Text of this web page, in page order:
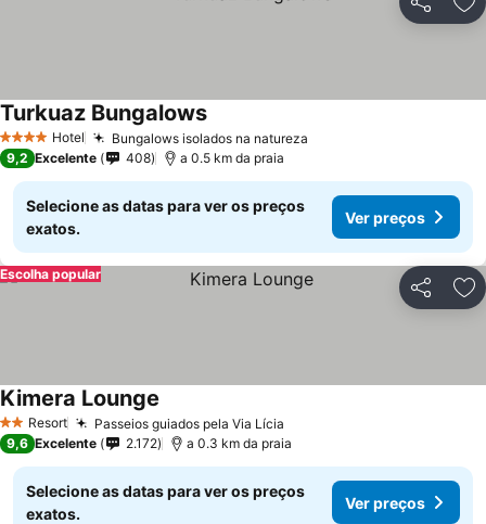
Partilhar
4 EstrelasHotel Bungalows isolados na natureza
Turkuaz Bungalows
9,2 Excelente 408 a 0.5 km da praia
Selecione as datas para ver os preços
exatos.
Ver preços
Partilhar
Escolha popular
2 Estrelas
Resort Passeios guiados pela Via Lícia
Kimera Lounge
9,6 Excelente 2.172 a 0.3 km da praia
Selecione as datas para ver os preços
exatos.
Ver preços